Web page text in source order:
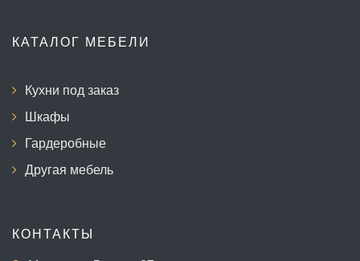
КАТАЛОГ МЕБЕЛИ
Кухни под заказ
Шкафы
Гардеробные
Другая мебель
КОНТАКТЫ